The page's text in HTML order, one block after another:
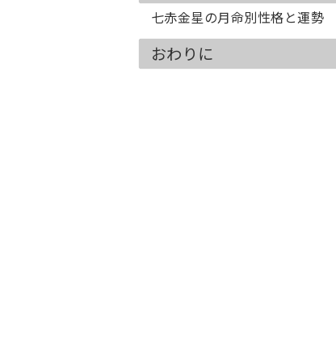
七赤金星の月命別性格と運勢
おわりに